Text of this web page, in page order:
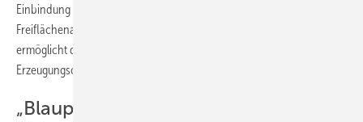
Einbindung einer direkt angeschlossenen Photovoltaik-
Freiflächenanlage zur Stromversorgung des Wärmepumpensystems
ermöglicht die unmittelbare Verwendung erneuerbarer Energien am
Erzeugungsort ohne das öffentliche Energiesystem zu belasten.“
„Blaupause für viele weitere